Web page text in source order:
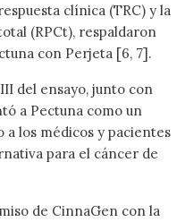
clínica (TRC) y la
(RPCt), respaldaron
con Perjeta [6, 7].
del ensayo, junto con
a Pectuna como un
los médicos y pacientes
para el cáncer de
de CinnaGen con la